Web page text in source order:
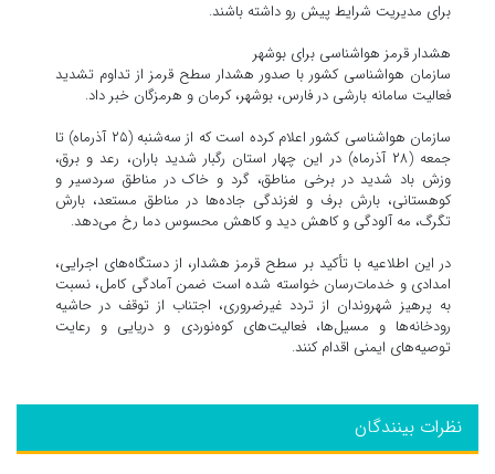
برای مدیریت شرایط پیش رو داشته باشند.
هشدار قرمز هواشناسی برای بوشهر
سازمان هواشناسی کشور با صدور هشدار سطح قرمز از تداوم تشدید
فعالیت سامانه بارشی در فارس، بوشهر، کرمان و هرمزگان خبر داد.
سازمان هواشناسی کشور اعلام کرده است که از سه‌شنبه (۲۵ آذرماه) تا
جمعه (۲۸ آذرماه) در این چهار استان رگبار شدید باران، رعد و برق،
وزش باد شدید در برخی مناطق، گرد و خاک در مناطق سردسیر و
کوهستانی، بارش برف و لغزندگی جاده‌ها در مناطق مستعد، بارش
تگرگ، مه آلودگی و کاهش دید و کاهش محسوس دما رخ می‌دهد.
در این اطلاعیه با تأکید بر سطح قرمز هشدار، از دستگاه‌های اجرایی،
امدادی و خدمات‌رسان خواسته شده است ضمن آمادگی کامل، نسبت
به پرهیز شهروندان از تردد غیرضروری، اجتناب از توقف در حاشیه
رودخانه‌ها و مسیل‌ها، فعالیت‌های کوه‌نوردی و دریایی و رعایت
توصیه‌های ایمنی اقدام کنند.
نظرات بینندگان